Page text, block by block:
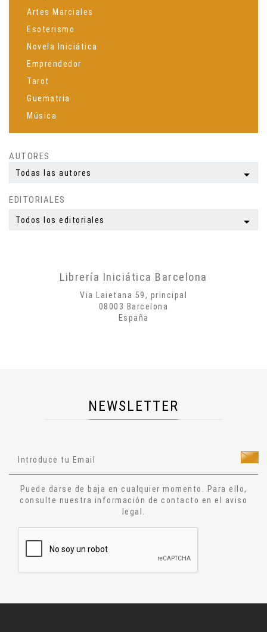
Artes Marciales
Esoterismo
Novela Iniciática
Emprendedor
Tarot
Guematria
Música
Espiritualidad
Meditación
Yoga
Simbología
Mitología
Ocultismo
Narrativa
Relatos
Aforismos
AUTORES
Todas las autores arrow_drop_down
EDITORIALES
Todos los editoriales arrow_drop_down
Librería Iniciática Barcelona
Via Laietana 59, principal
08003 Barcelona
España
NEWSLETTER
Puede darse de baja en cualquier momento. Para ello,
consulte nuestra información de contacto en el aviso
legal.